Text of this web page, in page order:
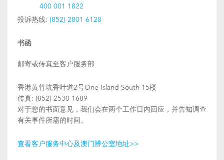
400 001 1822
投诉热线: (852) 2801 6128
书函
邮寄或传真至客户服务部
香港黄竹坑香叶道2号One Island South 15楼
传真: (852) 2530 1689
对于您的书面意见，我们会在两个工作日内回应，并告知调查
有关事件所需的时间。
查看客户服务中心及澳门辨公室地址>>